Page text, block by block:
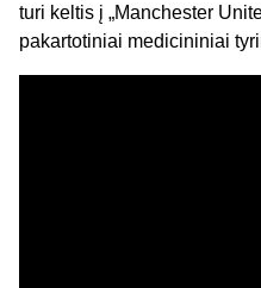
turi keltis į „Manchester
pakartotiniai medicininiai